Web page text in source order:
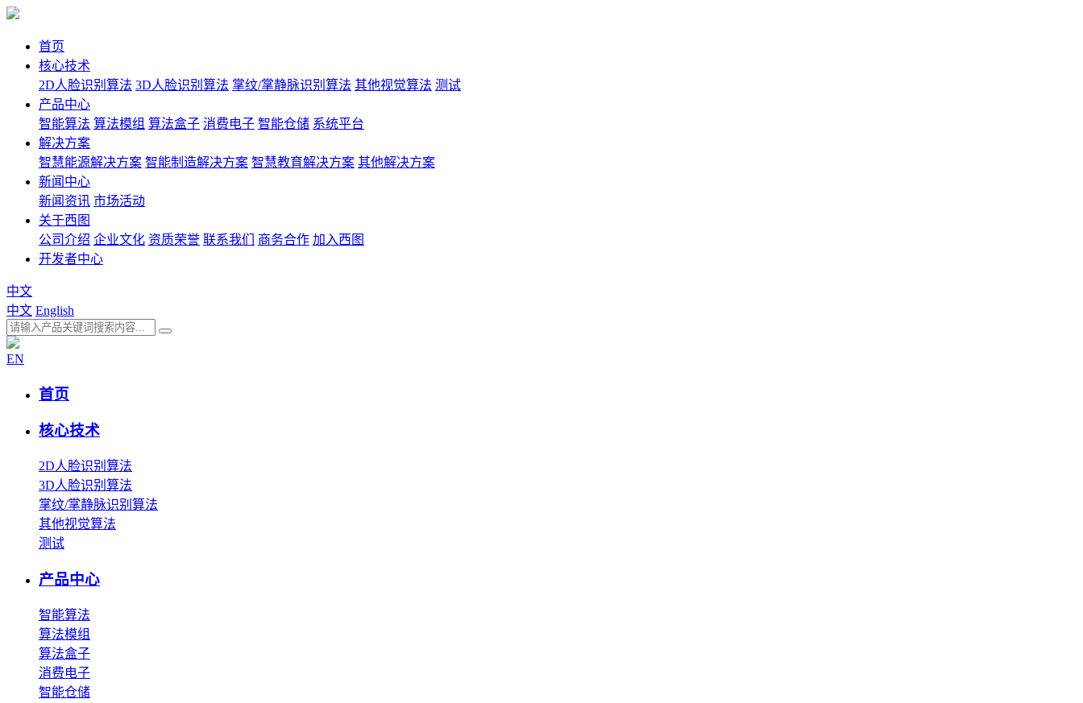
首页
核心技术
2D人脸识别算法 3D人脸识别算法 掌纹/掌静脉识别算法 其他视觉算法 测试
产品中心
智能算法 算法模组 算法盒子 消费电子 智能仓储 系统平台
解决方案
智慧能源解决方案 智能制造解决方案 智慧教育解决方案 其他解决方案
新闻中心
新闻资讯 市场活动
关于西图
公司介绍 企业文化 资质荣誉 联系我们 商务合作 加入西图
开发者中心
中文
中文 English
EN
首页
核心技术
2D人脸识别算法
3D人脸识别算法
掌纹/掌静脉识别算法
其他视觉算法
测试
产品中心
智能算法
算法模组
算法盒子
消费电子
智能仓储